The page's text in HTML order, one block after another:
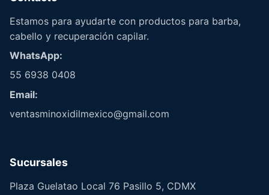
Estamos para ayudarte con productos para barba,
cabello y recuperación capilar.
WhatsApp:
55 6938 0408
Email:
ventasminoxidilmexico@gmail.com
Sucursales
Plaza Guelatao Local 76 Pasillo 5, CDMX